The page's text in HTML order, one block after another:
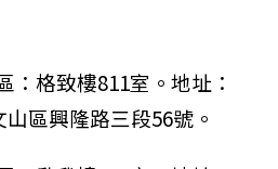
：格致樓811室。地址：
區興隆路三段56號。